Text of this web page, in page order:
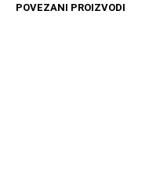
POVEZANI PROIZVODI